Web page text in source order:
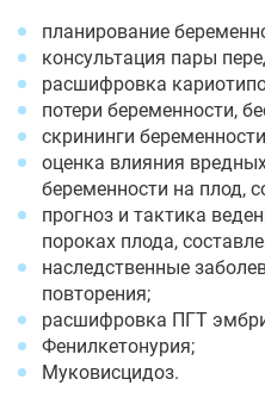
планирование
консультация пары
расшифровка
потери беременности,
скрининги
оценка влияния
беременности на плод,
прогноз и тактика
пороках плода,
наследственные
повторения;
расшифровка ПГТ
Фенилкетонурия;
Муковисцидоз.